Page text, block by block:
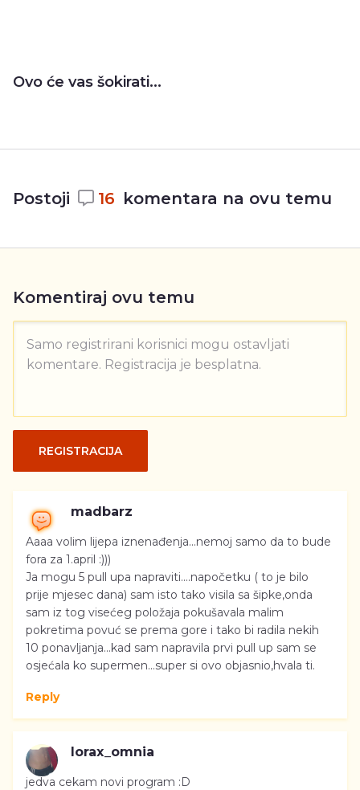
Ovo će vas šokirati...
Postoji 16 komentara na ovu temu
Komentiraj ovu temu
Samo registrirani korisnici mogu ostavljati
komentare. Registracija je besplatna.
REGISTRACIJA
madbarz
Aaaa volim lijepa iznenađenja...nemoj samo da to bude
fora za 1.april :)))
Ja mogu 5 pull upa napraviti....napočetku ( to je bilo
prije mjesec dana) sam isto tako visila sa šipke,onda
sam iz tog visećeg položaja pokušavala malim
pokretima povuć se prema gore i tako bi radila nekih
10 ponavljanja...kad sam napravila prvi pull up sam se
osjećala ko supermen...super si ovo objasnio,hvala ti.
Reply
lorax_omnia
jedva cekam novi program :D